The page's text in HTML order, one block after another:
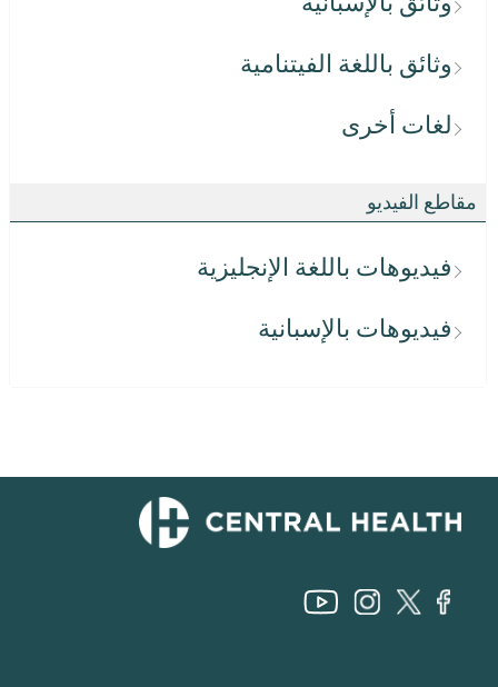
وثائق باللغة الفيتنامية
لغات أخرى
مقاطع الفيديو
فيديوهات باللغة الإنجليزية
فيديوهات بالإسبانية